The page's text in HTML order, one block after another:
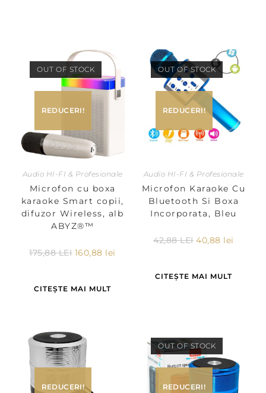
OUT OF STOCK
REDUCERI!
Audio HI-FI & Profesionale
Microfon cu boxa
karaoke Smart copii,
difuzor Wireless, alb
ABYZ®™
175,88LEI 160,88 lei
CITEȘTE MAI MULT
OUT OF STOCK
REDUCERI!
Audio HI-FI & Profesionale
Microfon Karaoke Cu
Bluetooth Si Boxa
Incorporata, Bleu
42,88LEI 40,88 lei
CITEȘTE MAI MULT
REDUCERI!
OUT OF STOCK
REDUCERI!